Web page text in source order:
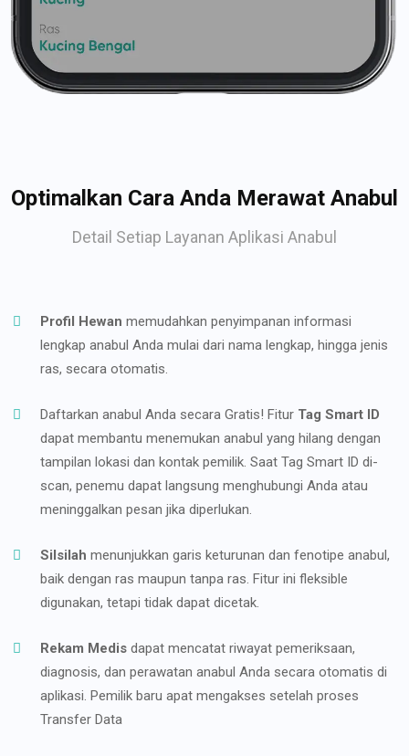
Optimalkan Cara Anda Merawat Anabul
Detail Setiap Layanan Aplikasi Anabul
Profil Hewan memudahkan penyimpanan informasi
lengkap anabul Anda mulai dari nama lengkap, hingga jenis
ras, secara otomatis.
Daftarkan anabul Anda secara Gratis! Fitur Tag Smart ID
dapat membantu menemukan anabul yang hilang dengan
tampilan lokasi dan kontak pemilik. Saat Tag Smart ID di-
scan, penemu dapat langsung menghubungi Anda atau
meninggalkan pesan jika diperlukan.
Silsilah menunjukkan garis keturunan dan fenotipe anabul,
baik dengan ras maupun tanpa ras. Fitur ini fleksible
digunakan, tetapi tidak dapat dicetak.
Rekam Medis dapat mencatat riwayat pemeriksaan,
diagnosis, dan perawatan anabul Anda secara otomatis di
aplikasi. Pemilik baru apat mengakses setelah proses
Transfer Data